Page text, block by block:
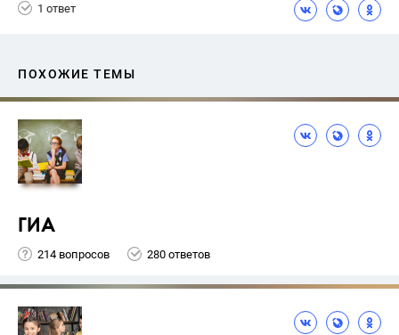
1 ответ
ПОХОЖИЕ ТЕМЫ
ГИА
214 вопросов 280 ответов